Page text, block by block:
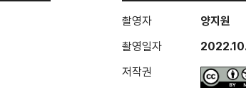
촬영자
양지원
촬영일자
저작권